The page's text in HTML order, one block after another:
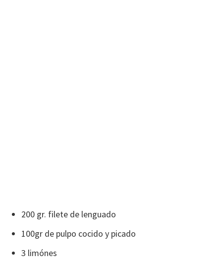
200 gr. filete de lenguado
100gr de pulpo cocido y picado
3 limónes